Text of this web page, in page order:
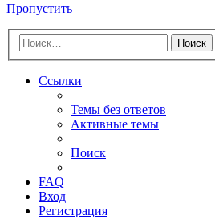
Пропустить
Поиск
Ссылки
Темы без ответов
Активные темы
Поиск
FAQ
Вход
Регистрация